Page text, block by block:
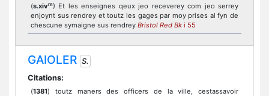
(s.xivm) Et les enseignes qeux jeo receverey com jeo serrey
enjoynt sus rendrey et toutz les gages par moy prises al fyn de
chescune symaigne sus rendrey Bristol Red Bk i 55
GAIOLER S.
Citations:
(1381) toutz maners des officers de la ville, cestassavoir